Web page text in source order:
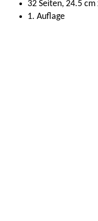
32 Seiten, 24.5
1. Auflage